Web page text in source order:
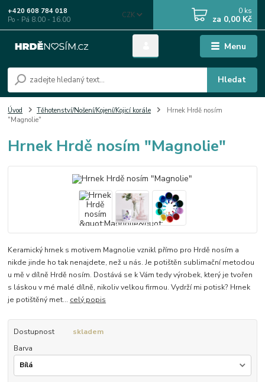
Menu
CZK
Hledat
+420 608 784 018
Po - Pá 8.00 - 16.00
0 ks
za 0,00 Kč
Úvod Těhotenství/Nošení/Kojení/Kojicí korále
Hrnek Hrdě nosím
"Magnolie"
Hrnek Hrdě nosím "Magnolie"
Keramický hrnek s motivem Magnolie vznikl přímo pro Hrdě nosím a
nikde jinde ho tak nenajdete, než u nás. Je potištěn sublimační metodou
u mě v dílně Hrdě nosím. Dostává se k Vám tedy výrobek, který je tvořen
s láskou v mé malé dílně, nikoliv velkou firmou. Vydrží mi potisk? Hrnek
je potištěný met... celý popis
Dostupnost
skladem
Barva